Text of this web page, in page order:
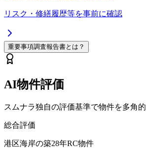
リスク・修繕履歴等を事前に確認
重要事項調査報告書とは？
AI物件評価
スムナラ独自の評価基準で物件を多角
総合評価
港区海岸の築28年RC物件